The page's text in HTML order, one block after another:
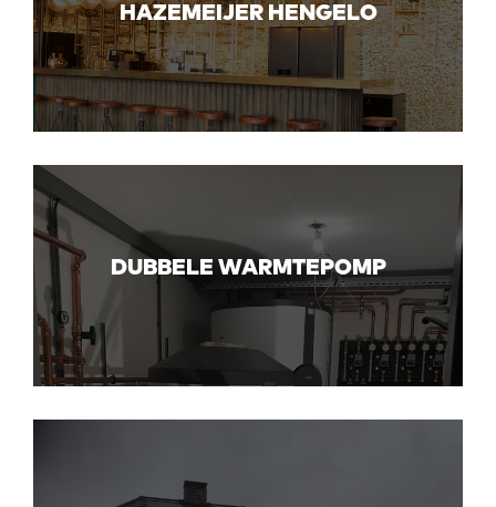
HAZEMEIJER HENGELO
DUBBELE WARMTEPOMP